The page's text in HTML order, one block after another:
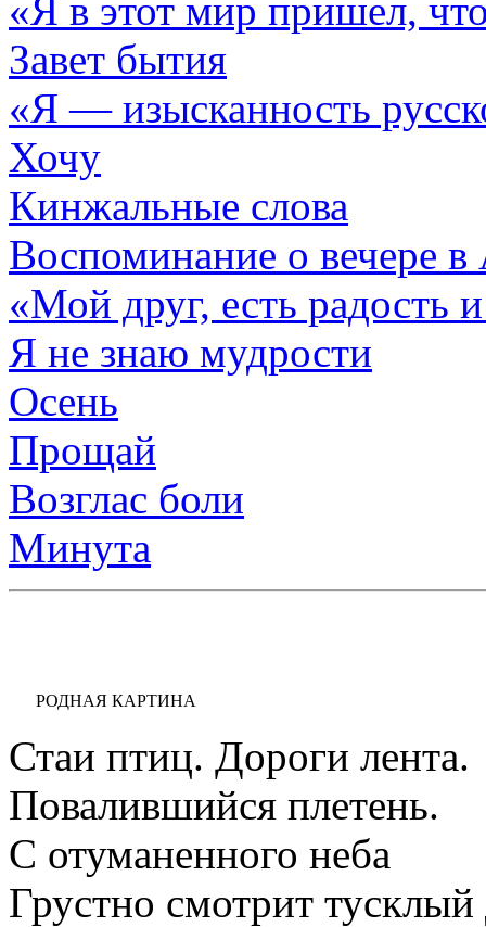
«Я в этот мир пришел,
Завет бытия
«Я — изысканность
Хочу
Кинжальные слова
Воспоминание о вечере в
«Мой друг, есть
Я не знаю мудрости
Осень
Прощай
Возглас боли
Минута
РОДНАЯ КАРТИНА
Стаи птиц. Дороги лента.
Повалившийся плетень.
С отуманенного неба
Грустно смотрит тусклый